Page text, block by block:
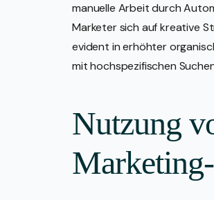
manuelle Arbeit durch
Marketer sich auf kreative
evident in erhöhter
mit hochspezifischen
Nutzung